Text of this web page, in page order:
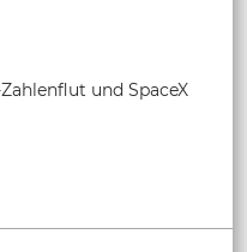
und SpaceX